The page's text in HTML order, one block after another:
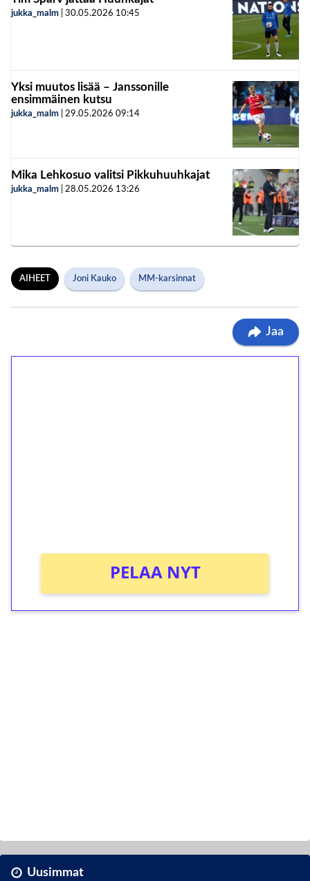
jukka_malm 30.05.2026 10:45
Yksi muutos lisää – Janssonille
ensimmäinen kutsu
jukka_malm 29.05.2026 09:14
Mika Lehkosuo valitsi Pikkuhuuhkajat
jukka_malm 28.05.2026 13:26
AIHEET Joni Kauko MM-karsinnat
Jaa
PELAA NYT
Uusimmat